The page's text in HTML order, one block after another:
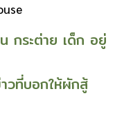
กระต่าย เด็ก อยู่
วที่บอกให้ผักสู้